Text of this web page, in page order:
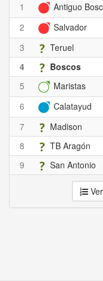
1
Antiguo
2
Salvador
3
Teruel
4
Boscos
5
Maristas
6
Calatayud
7
Madison
8
TB Aragón
9
San Antonio